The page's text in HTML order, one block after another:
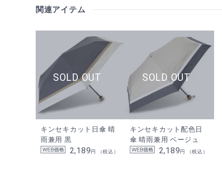
関連アイテム
キンセキカット日傘 晴
雨兼用 黒
2,189円 （税込）
キンセキカット配色日
傘 晴雨兼用 ベージュ
2,189円 （税込）